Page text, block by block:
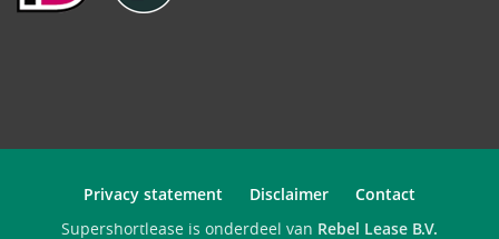
Privacy statement Disclaimer
Contact
Supershortlease is onderdeel van Rebel Lease B.V.